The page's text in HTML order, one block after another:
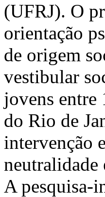
(UFRJ). O
orientação
de origem
vestibular
jovens entre
do Rio de
intervenção
neutralidade
A pesquisa-